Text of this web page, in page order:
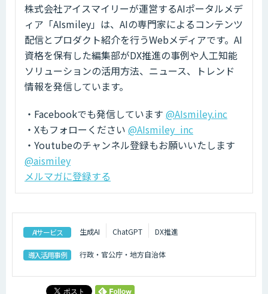
株式会社アイスマイリーが運営するAIポータルメデ
ィア「AIsmiley」は、AIの専門家によるコンテンツ
配信とプロダクト紹介を行うWebメディアです。AI
資格を保有した編集部がDX推進の事例や人工知能
ソリューションの活用方法、ニュース、トレンド
情報を発信しています。
・Facebookでも発信しています @AIsmiley.inc
・Xもフォローください @AIsmiley_inc
・Youtubeのチャンネル登録もお願いいたします
@aismiley
メルマガに登録する
AIサービス 生成AI ChatGPT DX推進
導入活用事例 行政・官公庁・地方自治体